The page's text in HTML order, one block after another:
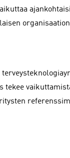
tekee